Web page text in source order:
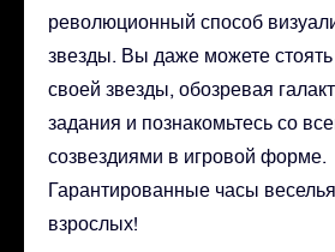
революционный способ
звезды. Вы даже можете
своей звезды, обозревая
задания и познакомьтесь со
созвездиями в игровой форме.
Гарантированные часы
взрослых!